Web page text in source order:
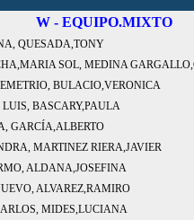
W - EQUIPO.MIXTO
QUESADA,TONY
SOL, MEDINA
BULACIO,VERONICA
BASCARY,PAULA
GARCÍA,ALBERTO
MARTINEZ RIERA,JAVIER
ALDANA,JOSEFINA
ALVAREZ,RAMIRO
MIDES,LUCIANA